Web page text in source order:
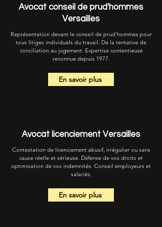
Avocat conseil de prud'hommes
Versailles
Représentation devant le conseil de prud'hommes pour
tous litiges individuels du travail. De la tentative de
conciliation au jugement. Expertise contentieuse
reconnue depuis 1977.
En savoir plus
Avocat licenciement Versailles
Contestation de licenciement abusif, irrégulier ou sans
cause réelle et sérieuse. Défense de vos droits et
optimisation de vos indemnités. Conseil employeurs et
salariés.
En savoir plus